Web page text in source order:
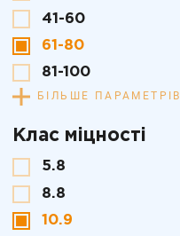
41-60
61-80
81-100
БІЛЬШЕ ПАРАМЕТРІВ
Клас міцності
5.8
8.8
10.9